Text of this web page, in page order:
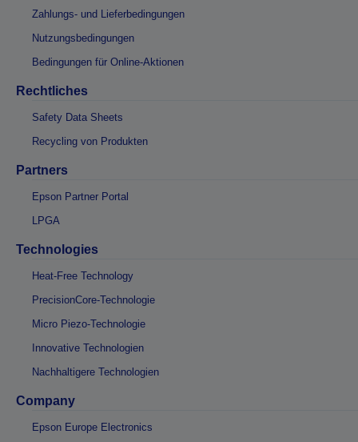
Zahlungs- und Lieferbedingungen
Nutzungsbedingungen
Bedingungen für Online-Aktionen
Rechtliches
Safety Data Sheets
Recycling von Produkten
Partners
Epson Partner Portal
LPGA
Technologies
Heat-Free Technology
PrecisionCore-Technologie
Micro Piezo-Technologie
Innovative Technologien
Nachhaltigere Technologien
Company
Epson Europe Electronics